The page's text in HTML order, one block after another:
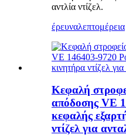
αντλία ντίζελ.
έρευναλεπτομέρεια
Κεφαλή
απόδοσης VE
κεφαλής
ντίζελ για